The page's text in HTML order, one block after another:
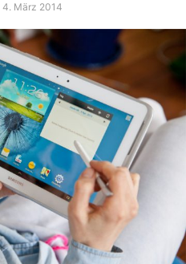
4. März 2014